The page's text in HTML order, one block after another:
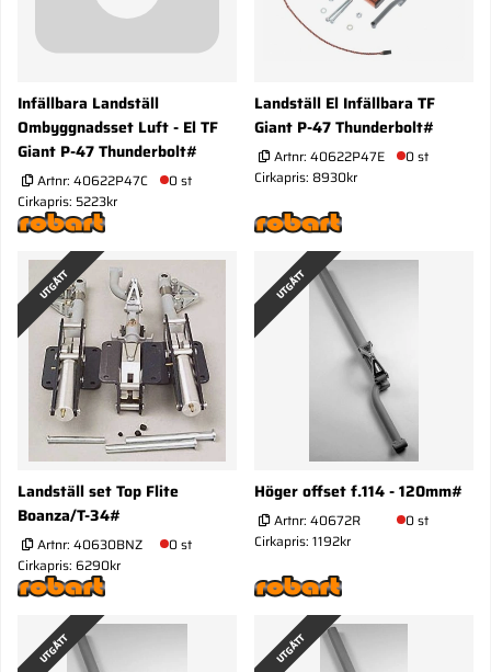
Infällbara Landställ
Ombyggnadsset Luft - El TF
Giant P-47 Thunderbolt#
Artnr: 40622P47C
0 st
Cirkapris: 5223kr
Landställ El Infällbara TF
Giant P-47 Thunderbolt#
Artnr: 40622P47E
0 st
Cirkapris: 8930kr
UTGÅTT
Landställ set Top Flite
Boanza/T-34#
Artnr: 40630BNZ
0 st
Cirkapris: 6290kr
UTGÅTT
Höger offset f.114 - 120mm#
Artnr: 40672R
0 st
Cirkapris: 1192kr
UTGÅTT UTGÅTT